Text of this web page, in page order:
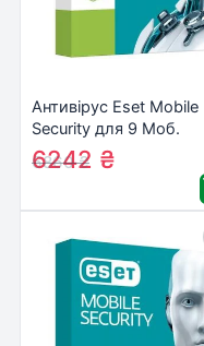
Антивірус Eset Mobile
Security для 9 Моб.
Пристр., ліцензія 2year
(27_9_2)
6860₴
6242 ₴